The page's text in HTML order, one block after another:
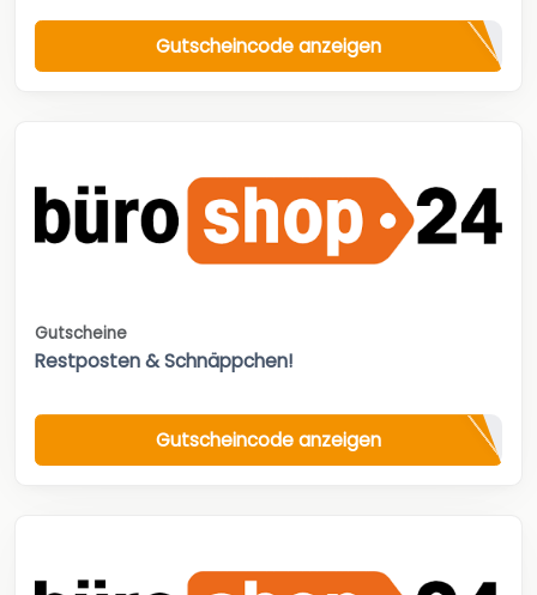
Gutscheincode anzeigen
Gutscheine
Restposten & Schnäppchen!
Gutscheincode anzeigen